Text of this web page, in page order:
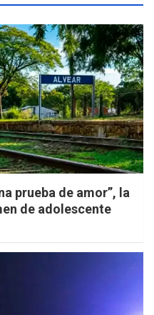
prueba de amor”, la
de adolescente